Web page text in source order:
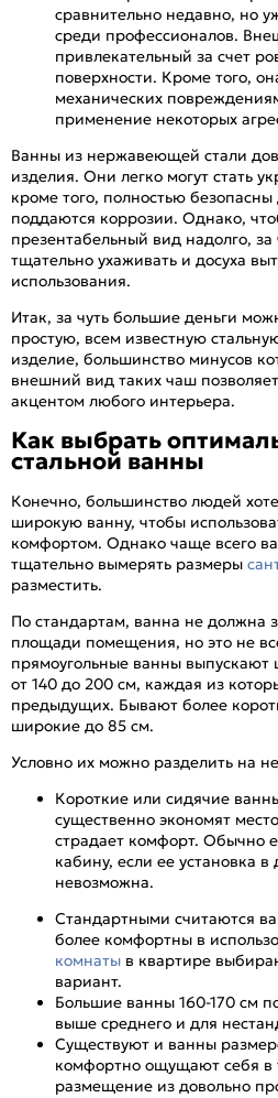
сравнительно недавно, но
среди профессионалов.
привлекательный за счет
поверхности. Кроме того,
механических
применение некоторых
Ванны из нержавеющей стали
изделия. Они легко могут стать
кроме того, полностью
поддаются коррозии. Однако,
презентабельный вид надолго,
тщательно ухаживать и досуха
использования.
Итак, за чуть большие деньги
простую, всем известную
изделие, большинство минусов
внешний вид таких чаш
акцентом любого интерьера.
Как выбрать
стальной ванны
Конечно, большинство людей
широкую ванну, чтобы
комфортом. Однако чаще всего
тщательно вымерять размеры
разместить.
По стандартам, ванна не должна
площади помещения, но это не
прямоугольные ванны
от 140 до 200 см, каждая из
предыдущих. Бывают более
широкие до 85 см.
Условно их можно разделить на
Короткие или сидячие
существенно экономят
страдает комфорт. Обычно
кабину, если ее установка
невозможна.
Стандартными считаются
более комфортны в
комнаты в квартире
вариант.
Большие ванны 160-170 см
выше среднего и для
Существуют и ванны
комфортно ощущают себя в
размещение из довольно